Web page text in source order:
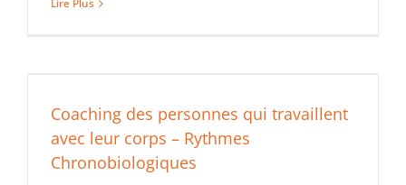
Lire Plus
Coaching des personnes qui travaillent
avec leur corps – Rythmes
Chronobiologiques